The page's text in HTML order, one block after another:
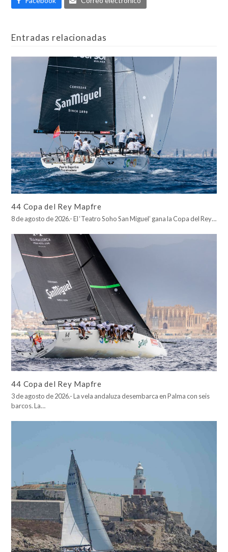
Entradas relacionadas
44 Copa del Rey Mapfre
8 de agosto de 2026.- El ‘Teatro Soho San Miguel’ gana la Copa del Rey…
44 Copa del Rey Mapfre
3 de agosto de 2026.- La vela andaluza desembarca en Palma con seis
barcos. La…